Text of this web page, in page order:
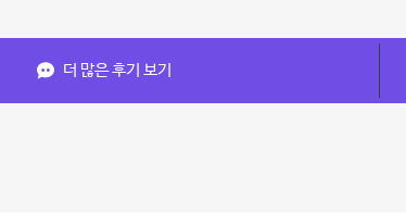
더 많은 후기 보기